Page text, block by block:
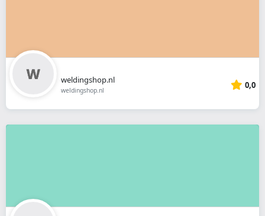
weldingshop.nl
weldingshop.nl 0,0